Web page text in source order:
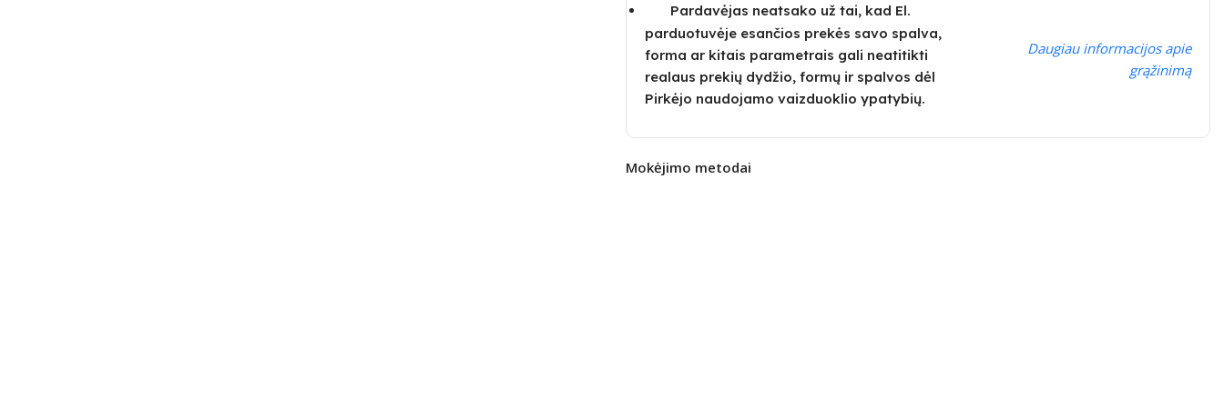
Pardavėjas neatsako už tai, kad El.
parduotuvėje esančios prekės savo spalva,
forma ar kitais parametrais gali neatitikti
realaus prekių dydžio, formų ir spalvos dėl
Pirkėjo naudojamo vaizduoklio ypatybių.
Daugiau informacijos apie
grąžinimą
Mokėjimo metodai